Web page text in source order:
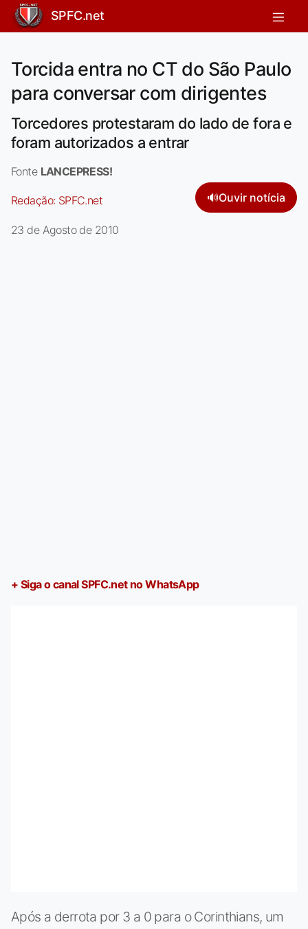
SPFC.net
Torcida entra no CT do São Paulo
para conversar com dirigentes
Torcedores protestaram do lado de fora e
foram autorizados a entrar
Fonte LANCEPRESS!
Redação: SPFC.net 🔊Ouvir notícia
23 de Agosto de 2010
+ Siga o canal SPFC.net no WhatsApp
Após a derrota por 3 a 0 para o Corinthians, um